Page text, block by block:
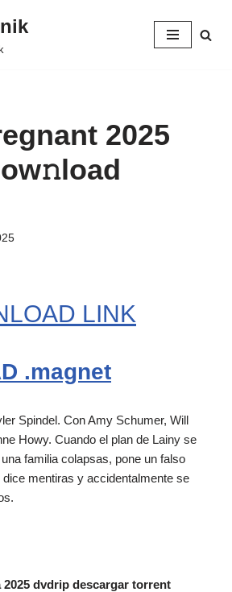
2025
LINK
.magnet
Spindel. Con Amy Schumer, Will
Howy. Cuando el plan de Lainy se
familia colapsas, pone un falso
mentiras y accidentalmente se
2025 dvdrip descargar torrent